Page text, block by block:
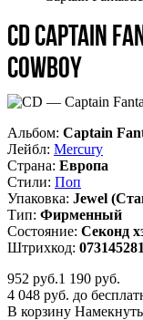
CD Captain
Cowboy
Альбом: Captain
Лейбл: Mercury
Страна: Европа
Стили: Поп
Упаковка: Jewel
Тип: Фирменный
Состояние: Секонд
Штрихкод:
952 руб.1 190 руб.
4 048 руб. до
В корзину